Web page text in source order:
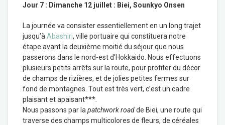
Jour 7 : Dimanche 12 juillet : Biei, Sounkyo Onsen
La journée va consister essentiellement en un long trajet
jusqu’à Abashiri, ville portuaire qui constituera notre
étape avant la deuxième moitié du séjour que nous
passerons dans le nord-est d’Hokkaido. Nous effectuons
plusieurs petits arrêts sur la route, pour profiter du décor
de champs de rizières, et de jolies petites fermes sur
fond de montagnes. Tout est très vert, c’est un cadre
plaisant et apaisant***.
Nous passons par la patchwork roadde Biei, une route qui
traverse des champs multicolores de fleurs, de céréales